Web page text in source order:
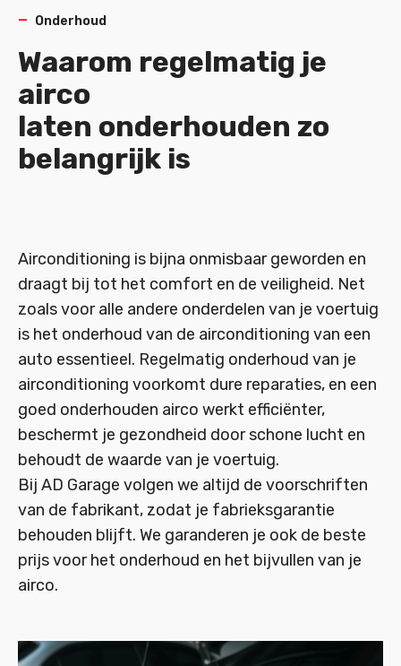
Onderhoud
Waarom regelmatig je
airco
laten onderhouden zo
belangrijk is
Airconditioning is bijna onmisbaar geworden en
draagt bij tot het comfort en de veiligheid. Net
zoals voor alle andere onderdelen van je voertuig
is het onderhoud van de airconditioning van een
auto essentieel. Regelmatig onderhoud van je
airconditioning voorkomt dure reparaties, en een
goed onderhouden airco werkt efficiënter,
beschermt je gezondheid door schone lucht en
behoudt de waarde van je voertuig.
Bij AD Garage volgen we altijd de voorschriften
van de fabrikant, zodat je fabrieksgarantie
behouden blijft. We garanderen je ook de beste
prijs voor het onderhoud en het bijvullen van je
airco.